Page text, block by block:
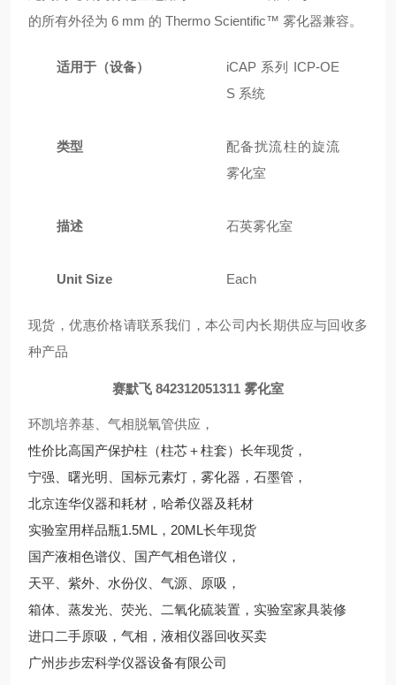
的所有外径为 6 mm 的 Thermo Scientific™ 雾化器兼容。
适用于（设备）
iCAP 系列 ICP-OE
S 系统
类型
配备扰流柱的旋流
雾化室
描述 石英雾化室
Unit Size Each
现货，优惠价格请联系我们，本公司内长期供应与回收多
种产品
赛默飞 842312051311 雾化室
环凯培养基、气相脱氧管供应，
性价比高国产保护柱（柱芯＋柱套）长年现货，
宁强、曙光明、国标元素灯，雾化器，石墨管，
北京连华仪器和耗材，哈希仪器及耗材
实验室用样品瓶1.5ML，20ML长年现货
国产液相色谱仪、国产气相色谱仪，
天平、紫外、水份仪、气源、原吸，
箱体、蒸发光、荧光、二氧化硫装置，实验室家具装修
进口二手原吸，气相，液相仪器回收买卖
广州步步宏科学仪器设备有限公司